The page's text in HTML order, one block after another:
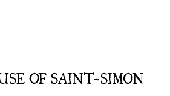
OF SAINT-SIMON